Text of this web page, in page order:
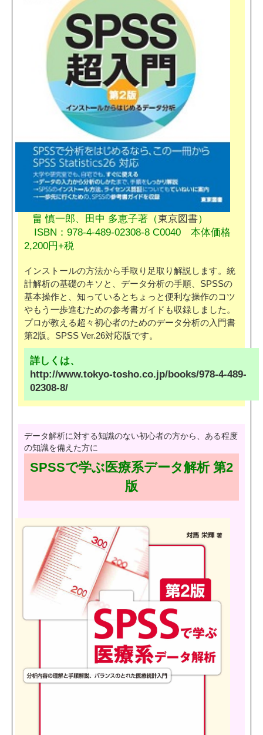
畠 慎一郎、田中 多恵子著（東京図書）
ISBN：978-4-489-02308-8 C0040 本体価格
2,200円+税
インストールの方法から手取り足取り解説します。統
計解析の基礎のキソと、データ分析の手順、SPSSの
基本操作と、知っているとちょっと便利な操作のコツ
やもう一歩進むための参考書ガイドも収録しました。
プロが教える超々初心者のためのデータ分析の入門書
第2版。SPSS Ver.26対応版です。
詳しくは、
http://www.tokyo-tosho.co.jp/books/978-4-489-
02308-8/
データ解析に対する知識のない初心者の方から、ある程度
の知識を備えた方に
SPSSで学ぶ医療系データ解析 第2
版